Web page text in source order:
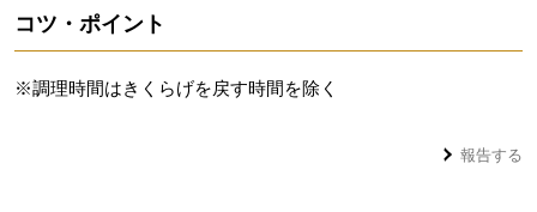
コツ・ポイント
※調理時間はきくらげを戻す時間を除く
報告する